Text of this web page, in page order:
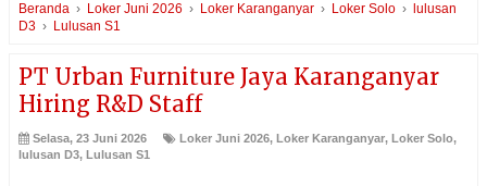
Beranda › Loker Juni 2026 › Loker Karanganyar › Loker Solo ›
lulusan
D3 › Lulusan S1
PT Urban Furniture Jaya Karanganyar
Hiring R&D Staff
Selasa, 23 Juni 2026 Loker Juni 2026, Loker Karanganyar, Loker Solo,
lulusan D3, Lulusan S1